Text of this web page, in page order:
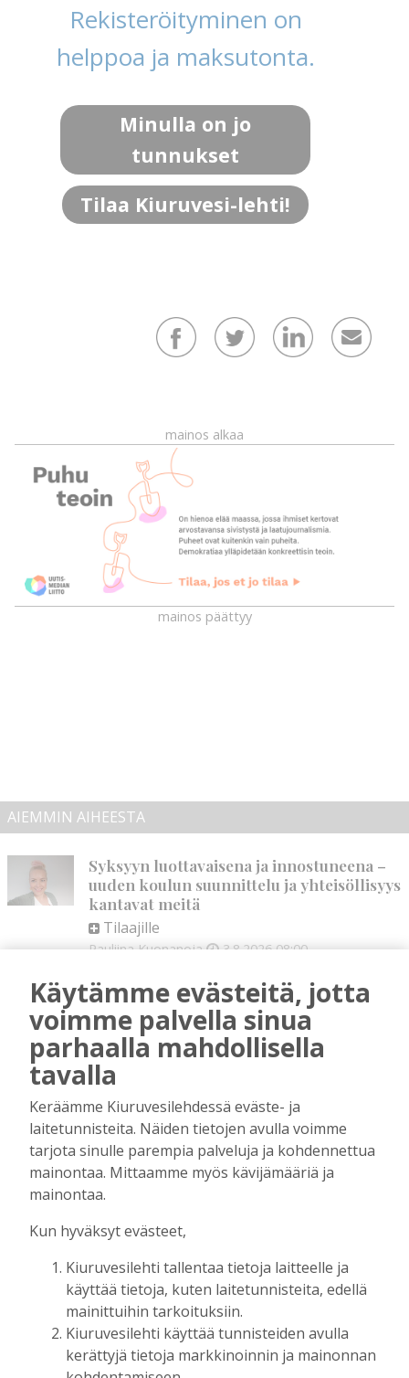
Rekisteröityminen on
helppoa ja maksutonta.
Minulla on jo
tunnukset
Tilaa Kiuruvesi-lehti!
mainos alkaa
mainos päättyy
AIEMMIN AIHEESTA
Syksyyn luottavaisena ja innostuneena –
uuden koulun suunnittelu ja yhteisöllisyys
kantavat meitä
Tilaajille
Pauliina Kuonanoja 3.8.2026 08:00
Yhdessä tekemällä syntyy paras
tunnelma
Tilaajille
Ari Kärkkäinen 20.7.2026 08:00
Kotiseuturakkautta
Tilaajille
Risto Juntunen 13.7.2026 10:42
Yhteinen sävel kantaa pitkälle
Tilaajille
Juha-Pekka Rusanen
Onko aina pakko olla mielipide?
Tilaajille
Heidi Huhtilainen 30.6.2026
Käytämme evästeitä, jotta
voimme palvella sinua
parhaalla mahdollisella
tavalla
Keräämme Kiuruvesilehdessä eväste- ja
laitetunnisteita. Näiden tietojen avulla voimme
tarjota sinulle parempia palveluja ja kohdennettua
mainontaa. Mittaamme myös kävijämääriä ja
mainontaa.
Kun hyväksyt evästeet,
Kiuruvesilehti tallentaa tietoja laitteelle ja
käyttää tietoja, kuten laitetunnisteita, edellä
mainittuihin tarkoituksiin.
Kiuruvesilehti käyttää tunnisteiden avulla
kerättyjä tietoja markkinoinnin ja mainonnan